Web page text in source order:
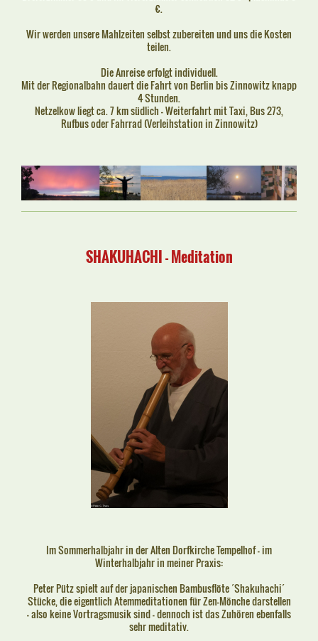
€.
Wir werden unsere Mahlzeiten selbst zubereiten und uns die Kosten
teilen.
Die Anreise erfolgt individuell.
Mit der Regionalbahndauert die Fahrt von Berlin bis Zinnowitz knapp
4 Stunden.
Netzelkow liegt ca. 7 km südlich - Weiterfahrt mit Taxi, Bus 273,
Rufbus oder Fahrrad (Verleihstation in Zinnowitz)
SHAKUHACHI - Meditation
Im Sommerhalbjahr in der Alten Dorfkirche Tempelhof - im
Winterhalbjahr in meiner Praxis:
Peter Pütz spielt auf der japanischen Bambusflöte ´Shakuhachi´
Stücke, die eigentlich Atemmeditationen für Zen-Mönche darstellen
- also keine Vortragsmusik sind - dennoch ist das Zuhören ebenfalls
sehr meditativ.